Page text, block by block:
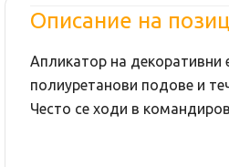
Описание на
Апликатор на декоративни
полиуретанови подове и
Често се ходи в